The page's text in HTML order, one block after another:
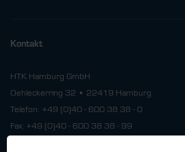
Kontakt
HTK Hamburg GmbH
Oehleckerring 32 • 22419 Hamburg
Telefon: +49 (0)40 - 600 38 38 - 0
Fax: +49 (0)40 - 600 38 38 - 99